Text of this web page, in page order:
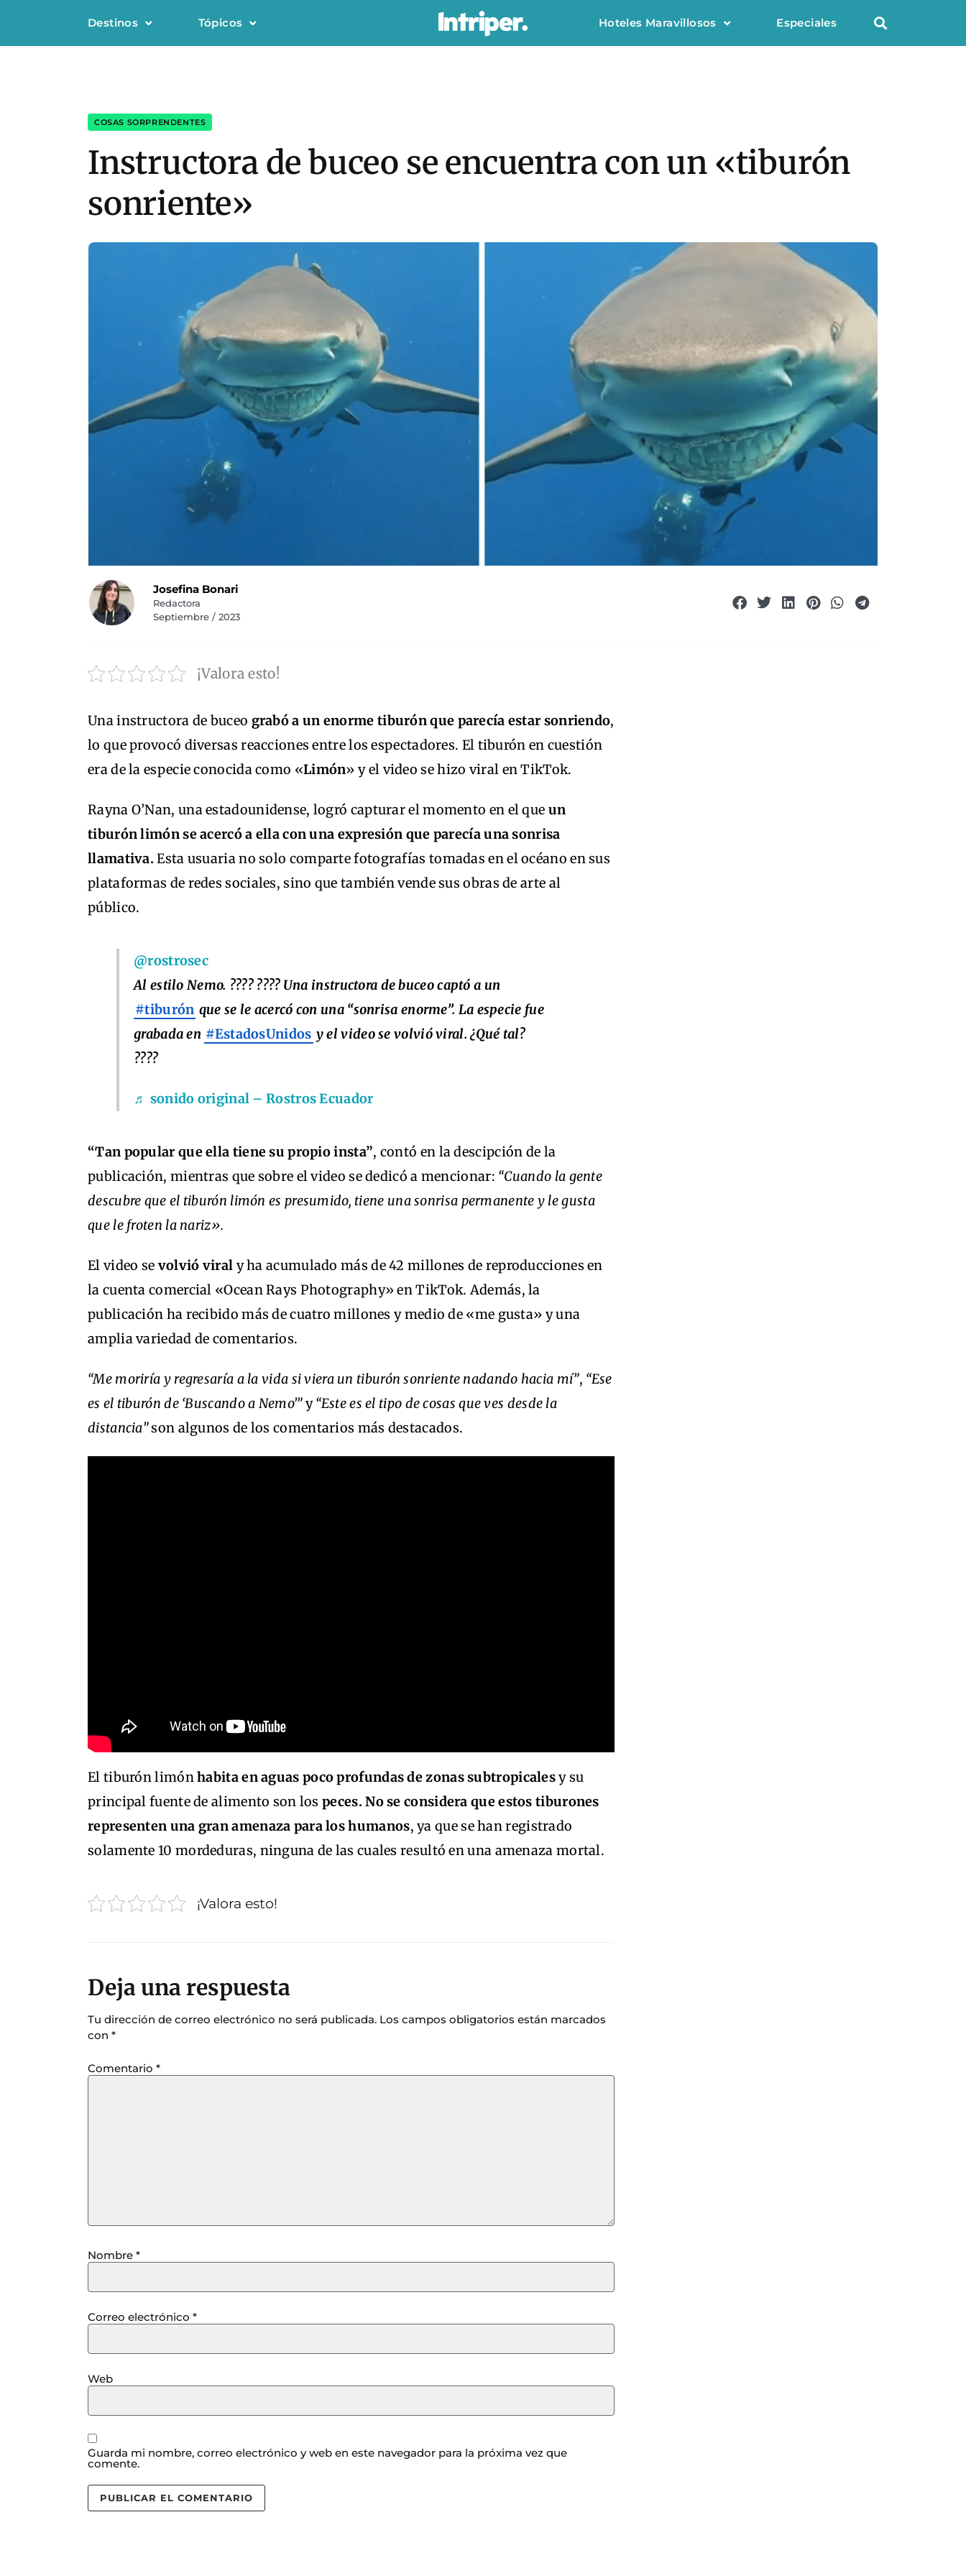
Destinos Tópicos Hoteles Maravillosos Especiales
COSAS SORPRENDENTES
Instructora de buceo se encuentra con un «tiburón
sonriente»
Josefina Bonari
Redactora
Septiembre / 2023
¡Valora esto!
Una instructora de buceo grabó a un enorme tiburón que parecía estar sonriendo,
lo que provocó diversas reacciones entre los espectadores. El tiburón en cuestión
era de la especie conocida como «Limón» y el video se hizo viral en TikTok.
Rayna O’Nan, una estadounidense, logró capturar el momento en el que un
tiburón limón se acercó a ella con una expresión que parecía una sonrisa
llamativa. Esta usuaria no solo comparte fotografías tomadas en el océano en sus
plataformas de redes sociales, sino que también vende sus obras de arte al
público.
@rostrosec
Al estilo Nemo. ???? ???? Una instructora de buceo captó a un
#tiburón que se le acercó con una “sonrisa enorme”. La especie fue
grabada en #EstadosUnidos y el video se volvió viral. ¿Qué tal?
????
♬ sonido original – Rostros Ecuador
“Tan popular que ella tiene su propio insta”, contó en la descipción de la
publicación, mientras que sobre el video se dedicó a mencionar: “Cuando la gente
descubre que el tiburón limón es presumido, tiene una sonrisa permanente y le gusta
que le froten la nariz».
El video se volvió viral y ha acumulado más de 42 millones de reproducciones en
la cuenta comercial «Ocean Rays Photography» en TikTok. Además, la
publicación ha recibido más de cuatro millones y medio de «me gusta» y una
amplia variedad de comentarios.
“Me moriría y regresaría a la vida si viera un tiburón sonriente nadando hacia mí”, “Ese
es el tiburón de ‘Buscando a Nemo’”y“Este es el tipo de cosas que ves desde la
distancia”son algunos de los comentarios más destacados.
El tiburón limónhabita en aguas poco profundas de zonas subtropicalesy su
principal fuente de alimento son lospeces. No se considera que estos tiburones
representen una gran amenaza para los humanos, ya que se han registrado
solamente 10 mordeduras, ninguna de las cuales resultó en una amenaza mortal.
¡Valora esto!
Deja una respuesta
Tu dirección de correo electrónico no será publicada. Los campos obligatorios están marcados
con *
Comentario *
Nombre *
Correo electrónico *
Web
Guarda mi nombre, correo electrónico y web en este navegador para la próxima vez que
comente.